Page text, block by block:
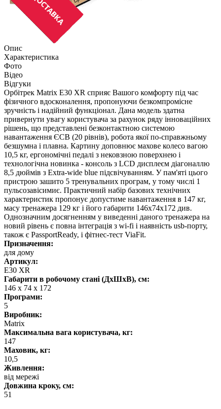
Опис
Характеристика
Фото
Відео
Відгуки
Орбітрек Matrix E30 XR сприяє Вашого комфорту під час
фізичного вдосконалення, пропонуючи безкомпромісне
зручність і надійний функціонал. Дана модель здатна
привернути увагу користувача за рахунок ряду інноваційних
рішень, що представлені безконтактною системою
навантаження ЄСВ (20 рівнів), робота якої по-справжньому
безшумна і плавна. Картину доповнює махове колесо вагою
10,5 кг, ергономічні педалі з нековзною поверхнею і
технологічна новинка - консоль з LCD дисплеєм діагоналлю
8,5 дюймів з Extra-wide blue підсвічуванням. У пам'яті цього
пристрою зашито 5 тренувальних програм, у тому числі 1
пульсозавісимиє. Практичний набір базових технічних
характеристик пропонує допустиме навантаження в 147 кг,
масу тренажера 129 кг і його габарити 146х74х172 див.
Однозначним досягненням у виведенні даного тренажера на
новий рівень є повна інтеграція з wi-fi і наявність usb-порту,
також є PassportReady, і фітнес-тест ViaFit.
Призначення:
для дому
Артикул:
E30 XR
Габарити в робочому стані (ДхШхВ), см:
146 х 74 х 172
Програми:
5
Виробник:
Matrix
Максимальна вага користувача, кг:
147
Маховик, кг:
10,5
Живлення:
від мережі
Довжина кроку, см:
51